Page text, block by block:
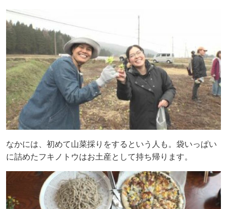
なかには、初めて山菜採りをするという人も。袋いっぱい
に詰めたフキノトウはお土産として持ち帰ります。